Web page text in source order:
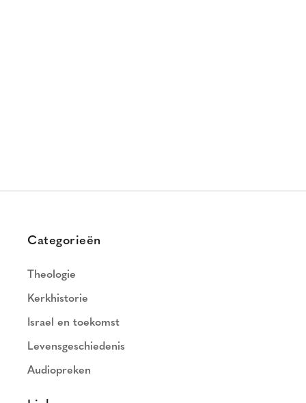
Categorieën
Theologie
Kerkhistorie
Israel en toekomst
Levensgeschiedenis
Audiopreken